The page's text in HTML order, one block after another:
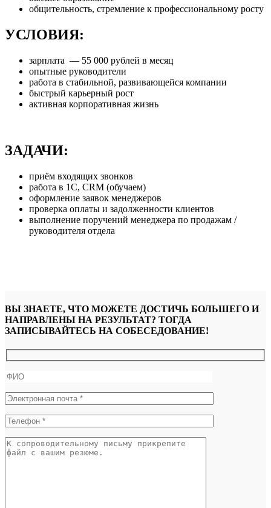
общительность, стремление к профессиональному росту
УСЛОВИЯ:
зарплата — 55 000 рублей в месяц
опытные руководители
работа в стабильной, развивающейся компании
быстрый карьерный рост
активная корпоративная жизнь
ЗАДАЧИ:
приём входящих звонков
работа в 1С, CRM (обучаем)
оформление заявок менеджеров
проверка оплаты и задолженности клиентов
выполнение поручений менеджера по продажам /
руководителя отдела
ВЫ ЗНАЕТЕ, ЧТО МОЖЕТЕ ДОСТИЧЬ БОЛЬШЕГО И
НАПРАВЛЕНЫ НА РЕЗУЛЬТАТ? ТОГДА
ЗАПИСЫВАЙТЕСЬ НА СОБЕСЕДОВАНИЕ!